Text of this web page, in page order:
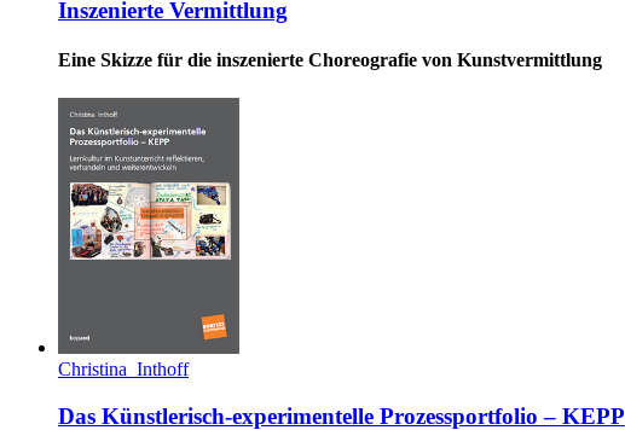
Inszenierte Vermittlung
Eine Skizze für die inszenierte Choreografie von Kunstvermittlung
Christina Inthoff
Das Künstlerisch-experimentelle Prozessportfolio – KEPP